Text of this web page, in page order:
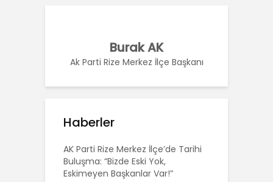
Burak AK
Ak Parti Rize Merkez İlçe Başkanı
Haberler
AK Parti Rize Merkez İlçe’de Tarihi
Buluşma: “Bizde Eski Yok,
Eskimeyen Başkanlar Var!”